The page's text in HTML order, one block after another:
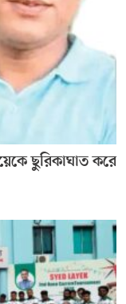
ছুরিকাঘাত করে